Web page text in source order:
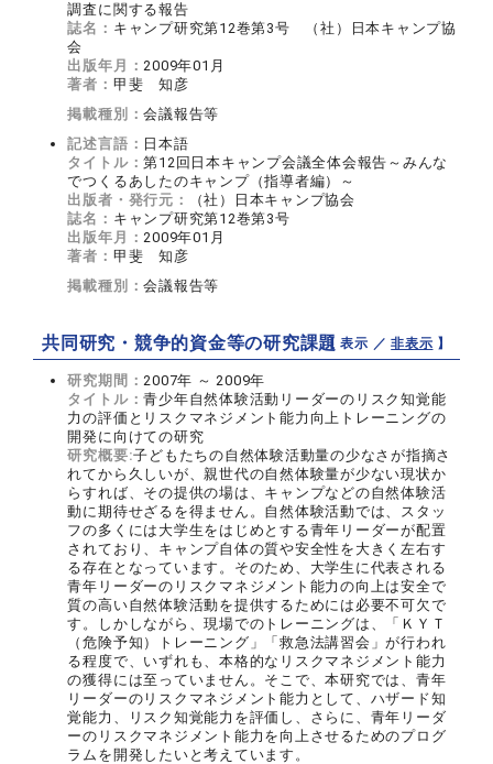
調査に関する報告
誌名： キャンプ研究第12巻第3号 （社）日本キャンプ協
会
出版年月：2009年01月
著者： 甲斐 知彦
掲載種別：会議報告等
記述言語： 日本語
タイトル：第12回日本キャンプ会議全体会報告～みんな
でつくるあしたのキャンプ（指導者編）～
出版者・発行元：
（社）日本キャンプ協会
誌名： キャンプ研究第12巻第3号
出版年月：2009年01月
著者： 甲斐 知彦
掲載種別：会議報告等
共同研究・競争的資金等の研究課題【 表示 ／非表示 】
研究期間：2007年 ～ 2009年
タイトル：青少年自然体験活動リーダーのリスク知覚能
力の評価とリスクマネジメント能力向上トレーニングの
開発に向けての研究
研究概要:子どもたちの自然体験活動量の少なさが指摘さ
れてから久しいが、親世代の自然体験量が少ない現状か
らすれば、その提供の場は、キャンプなどの自然体験活
動に期待せざるを得ません。自然体験活動では、スタッ
フの多くには大学生をはじめとする青年リーダーが配置
されており、キャンプ自体の質や安全性を大きく左右す
る存在となっています。そのため、大学生に代表される
青年リーダーのリスクマネジメント能力の向上は安全で
質の高い自然体験活動を提供するためには必要不可欠で
す。しかしながら、現場でのトレーニングは、「ＫＹＴ
（危険予知）トレーニング」「救急法講習会」が行われ
る程度で、いずれも、本格的なリスクマネジメント能力
の獲得には至っていません。そこで、本研究では、青年
リーダーのリスクマネジメント能力として、ハザード知
覚能力、リスク知覚能力を評価し、さらに、青年リーダ
ーのリスクマネジメント能力を向上させるためのプログ
ラムを開発したいと考えています。